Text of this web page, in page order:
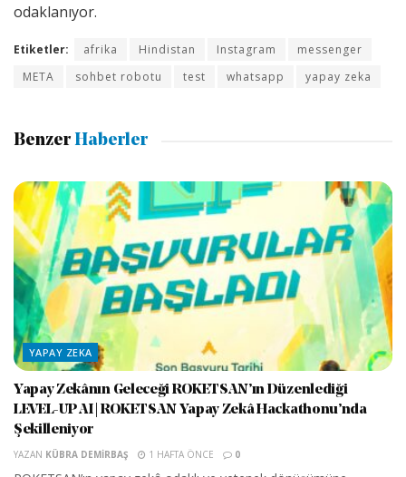
odaklanıyor.
Etiketler: afrika Hindistan Instagram
messenger
META
sohbet robotu test whatsapp yapay zeka
Benzer Haberler
YAPAY ZEKA
Yapay Zekânın Geleceği ROKETSAN’ın Düzenlediği
LEVEL-UP AI | ROKETSAN Yapay Zekâ Hackathonu’nda
Şekilleniyor
YAZAN KÜBRA DEMIRBAŞ 1 HAFTA ÖNCE 0